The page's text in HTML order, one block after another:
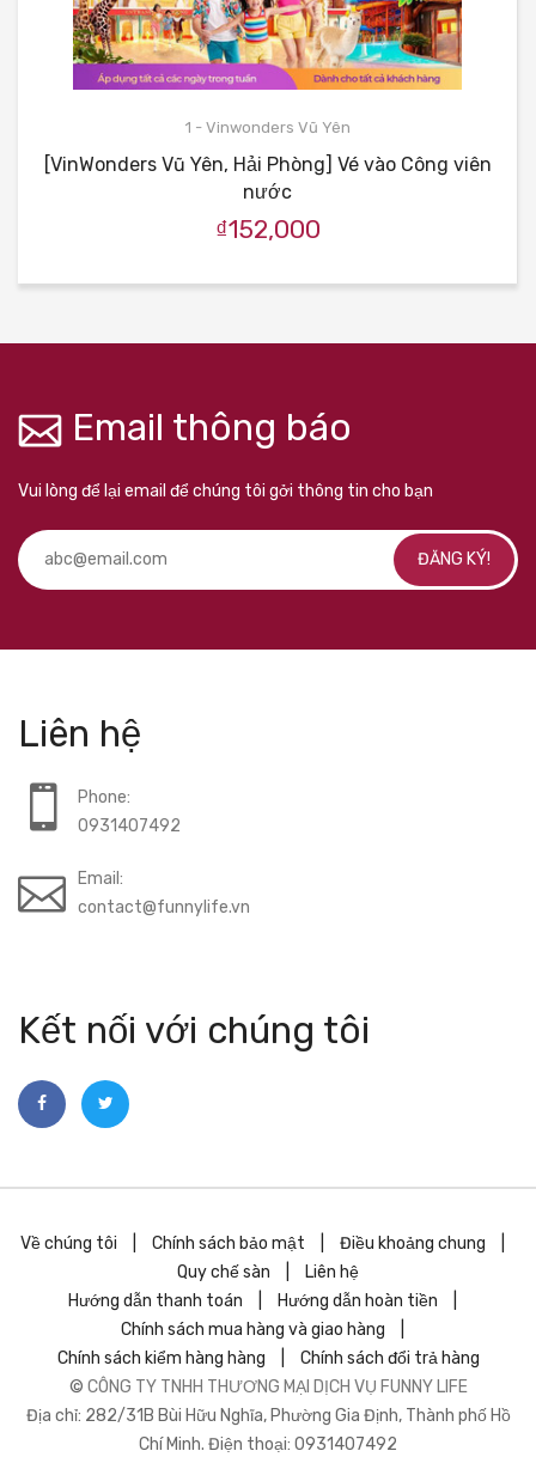
1 - Vinwonders Vũ Yên
[VinWonders Vũ Yên, Hải Phòng] Vé vào Công viên
nước
₫152,000
Email thông báo
Vui lòng để lại email để chúng tôi gởi thông tin cho bạn
ĐĂNG KÝ!
Kết nối với chúng tôi
Liên hệ
Phone:
0931407492
Email:
contact@funnylife.vn
Về chúng tôi Chính sách bảo mật Điều khoảng chung
Quy chế sàn
Liên hệ
Hướng dẫn thanh toán
Hướng dẫn hoàn tiền
Chính sách mua hàng và giao hàng
Chính sách kiểm hàng hàng
Chính sách đổi trả hàng
© CÔNG TY TNHH THƯƠNG MẠI DỊCH VỤ FUNNY LIFE
Địa chỉ: 282/31B Bùi Hữu Nghĩa, Phường Gia Định, Thành phố Hồ
Chí Minh. Điện thoại: 0931407492